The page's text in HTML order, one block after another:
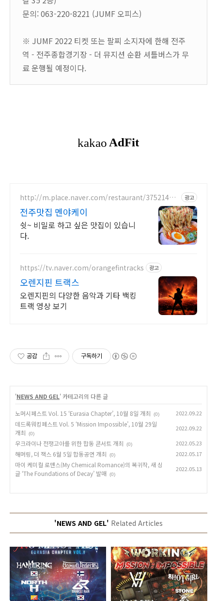
문의: 063-220-8221 (JUMF 오피스)
※ JUMF 2022 티켓 또는 팔찌 소지자에 한해 전주
역 - 전주종합경기장 - 더 뮤지션 순환 셔틀버스가 무
료 운행될 예정이다.
http://m.place.naver.com/restaurant/37521442
광고
전주맛집 멘야케이
쉿~ 비밀로 하고 싶은 맛집이 있습니
다.
https://tv.naver.com/orangefintracks 광고
오렌지핀 트랙스
오렌지핀의 다양한 음악과 기타 백킹
트랙 영상 보기
공감 구독하기
'NEWS AND GEL' 카테고리의 다른 글
노머시페스트 Vol. 15 ‘Eurasia Chapter’, 10월 8일 개최 (0) 2022.09.22
데드록워킹페스트 Vol. 5 ‘Mission Impossible’, 10월 29일
개최
(0)
2022.09.22
우크라이나 전쟁고아를 위한 합동 콘서트 개최 (0) 2022.05.23
해머링, 더 잭스 6월 5일 합동공연 개최 (0) 2022.05.17
마이 케미컬 로맨스(My Chemical Romance)의 복귀작, 새 싱
글 ‘The Foundations of Decay’ 발매
(0)
2022.05.13
'NEWS AND GEL' Related Articles